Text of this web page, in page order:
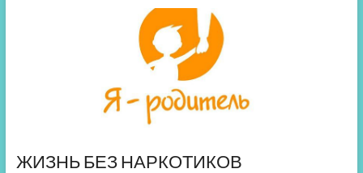
ЖИЗНЬ БЕЗ НАРКОТИКОВ